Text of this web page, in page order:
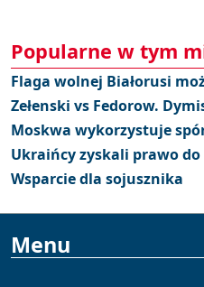
Popularne w tym
Flaga wolnej Białorusi
Zełenski vs Fedorow.
Moskwa wykorzystuje
Ukraińcy zyskali prawo do
Wsparcie dla sojusznika
Menu